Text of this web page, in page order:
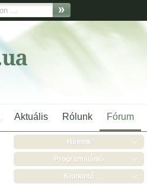
Aktuális Rólunk Fórum
Híreink
Programajánló
Kitekintő